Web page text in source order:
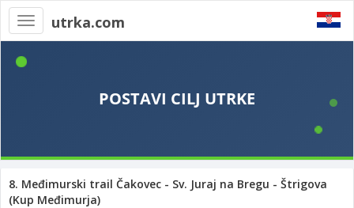
Toggle
navigation
utrka.com
8. Međimurski trail Čakovec - Sv. Juraj na Bregu - Štrigova
(Kup Međimurja)